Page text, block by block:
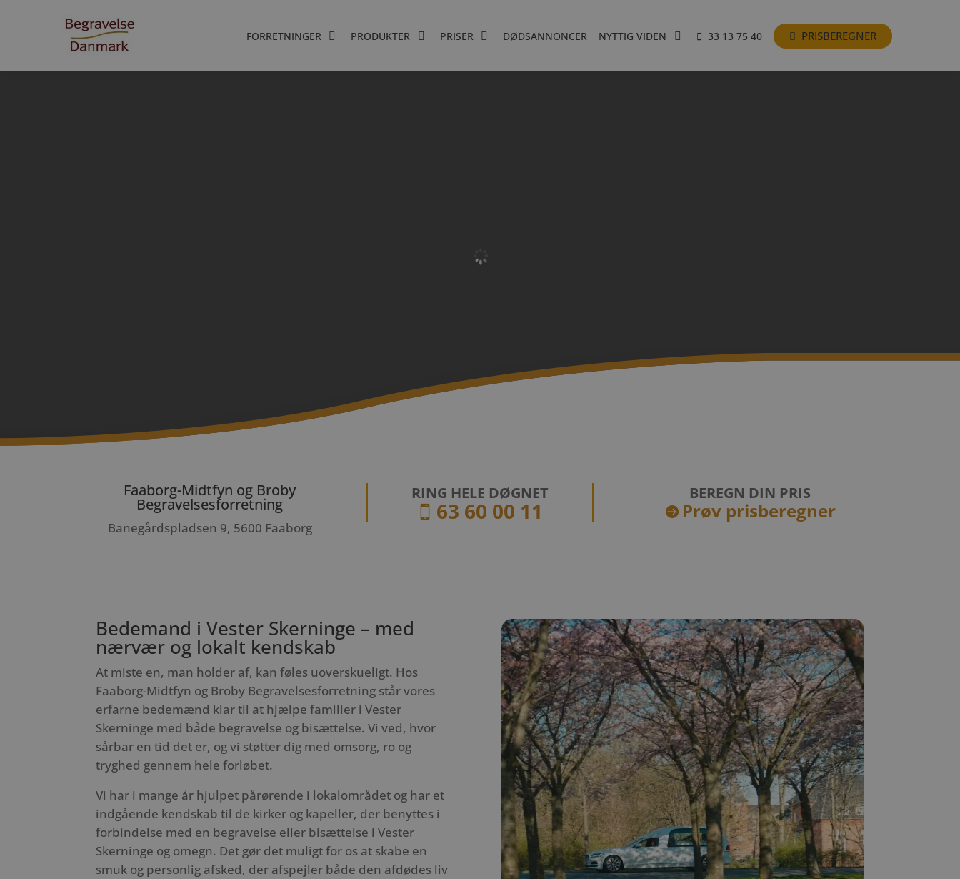
FORRETNINGER PRODUKTER PRISER DØDSANNONCER NYTTIG VIDEN 33 13 75 40 PRISBEREGNER
Faaborg-Midtfyn og Broby
Begravelsesforretning
Banegårdspladsen 9, 5600 Faaborg
RING HELE DØGNET
 63 60 00 11
BEREGN DIN PRIS
 Prøv prisberegner
Bedemand i Vester Skerninge – med
nærvær og lokalt kendskab
At miste en, man holder af, kan føles uoverskueligt. Hos
Faaborg-Midtfyn og Broby Begravelsesforretning står vores
erfarne bedemænd klar til at hjælpe familier i Vester
Skerninge med både begravelse og bisættelse. Vi ved, hvor
sårbar en tid det er, og vi støtter dig med omsorg, ro og
tryghed gennem hele forløbet.
Vi har i mange år hjulpet pårørende i lokalområdet og har et
indgående kendskab til de kirker og kapeller, der benyttes i
forbindelse med en begravelse eller bisættelse i Vester
Skerninge og omegn. Det gør det muligt for os at skabe en
smuk og personlig afsked, der afspejler både den afdødes liv